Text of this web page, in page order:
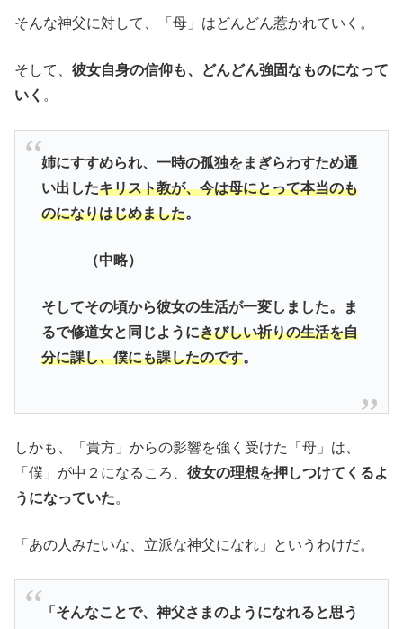
そんな神父に対して、「母」はどんどん惹かれていく。
そして、 彼女自身の信仰も、どんどん強固なものになって
いく 。
姉にすすめられ、一時の孤独をまぎらわすため通
い出したキリスト教が、今は母にとって本当のも
のになりはじめました。
（中略）
そしてその頃から彼女の生活が一変しました。ま
るで修道女と同じようにきびしい祈りの生活を自
分に課し、僕にも課したのです。
しかも、「貴方」からの影響を強く受けた「母」は、
「僕」が中２になるころ、 彼女の理想を押しつけてくるよ
うになっていた。
「あの人みたいな、立派な神父になれ」というわけだ。
「そんなことで、神父さまのようになれると思う